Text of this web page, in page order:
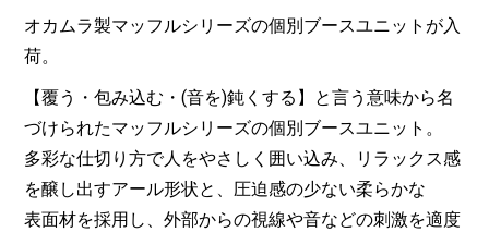
オカムラ製マッフルシリーズの個別ブースユニットが入
荷。
【覆う・包み込む・(音を)鈍くする】と言う意味から名
づけられたマッフルシリーズの個別ブースユニット。
多彩な仕切り方で人をやさしく囲い込み、リラックス感
を醸し出すアール形状と、圧迫感の少ない柔らかな
表面材を採用し、外部からの視線や音などの刺激を適度